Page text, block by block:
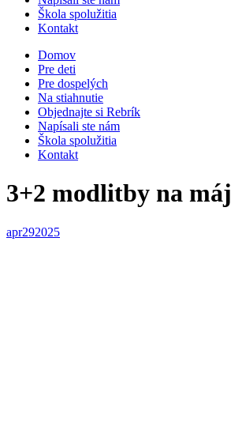
Škola spolužitia
Kontakt
Domov
Pre deti
Pre dospelých
Na stiahnutie
Objednajte si Rebrík
Napísali ste nám
Škola spolužitia
Kontakt
3+2 modlitby na máj
apr292025